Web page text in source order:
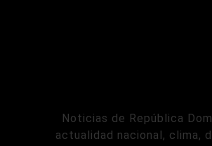
Noticias de República
actualidad nacional, clima,